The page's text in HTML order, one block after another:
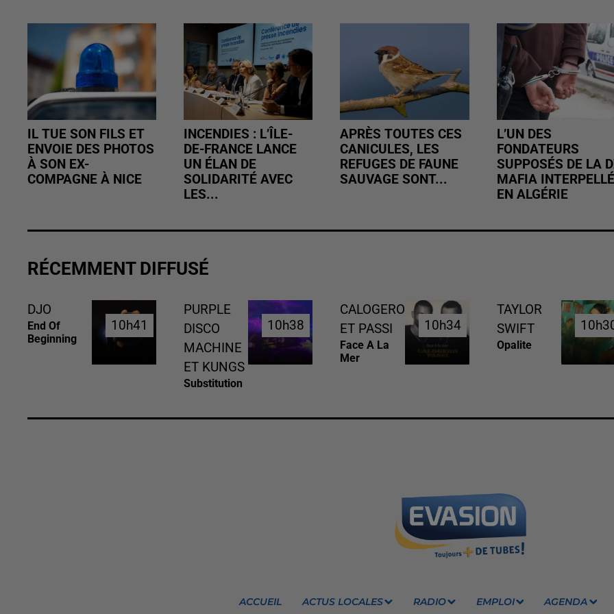
IL TUE SON FILS ET
ENVOIE DES PHOTOS
À SON EX-
COMPAGNE À NICE
INCENDIES : L’ÎLE-
DE-FRANCE LANCE
UN ÉLAN DE
SOLIDARITÉ AVEC
LES...
APRÈS TOUTES CES
CANICULES, LES
REFUGES DE FAUNE
SAUVAGE SONT...
L’UN DES
FONDATEURS
SUPPOSÉS DE LA
MAFIA INTERPELLÉ
EN ALGÉRIE
RÉCEMMENT DIFFUSÉ
DJO
End Of
Beginning
10h41
10h41
PURPLE
DISCO
MACHINE
ET KUNGS
Substitution
10h38
10h38
CALOGERO
ET PASSI
Face A La
Mer
10h34
10h34
TAYLOR
SWIFT
Opalite
ACCUEIL ACTUS LOCALES RADIO EMPLOI AGENDA